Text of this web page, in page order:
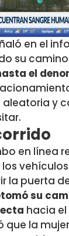
en el
su camino
el
y
en línea
la puerta
su
hacia
que la